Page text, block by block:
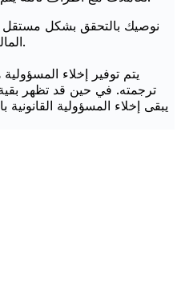
نوصيك بالتحقق بشكل
المالية ذات الصلة قبل بدء أي معاملة.
يتم توفير إخلاء
ترجمته. في حين قد تظهر بقية
يبقى إخلاء المسؤولية القانونية